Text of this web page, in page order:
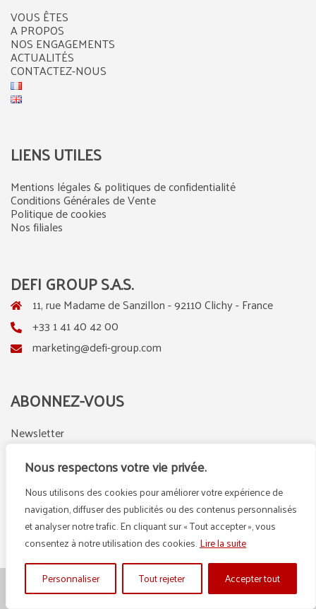
Nous respectons votre vie privée.
Nous utilisons des cookies pour améliorer votre expérience de
navigation, diffuser des publicités ou des contenus personnalisés
et analyser notre trafic. En cliquant sur « Tout accepter », vous
consentez à notre utilisation des cookies.Lire la suite
Personnaliser
Tout rejeter Accepter tout
VOUS ÊTES
A PROPOS
NOS ENGAGEMENTS
ACTUALITÉS
CONTACTEZ-NOUS
LIENS UTILES
Mentions légales & politiques de confidentialité
Conditions Générales de Vente
Politique de cookies
Nos filiales
DEFI GROUP S.A.S.
11, rue Madame de Sanzillon - 92110 Clichy - France
+33 1 41 40 42 00
marketing@defi-group.com
ABONNEZ-VOUS
Newsletter
LinkedIn
Instagram
© {2025} DEFI GROUP